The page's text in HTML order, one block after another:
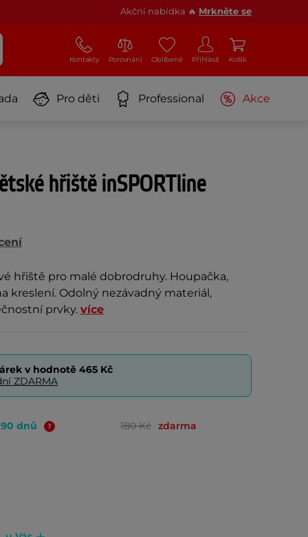
Akční nabídka 🔥 Mrkněte se
Kontakty Porovnání Oblíbené Přihlásit Košík
Pro děti Professional Akce
hřiště inSPORTline
hřiště pro malé dobrodruhy. Houpačka,
kreslení. Odolný nezávadný materiál,
prvky. více
v hodnotě 465 Kč
ZDARMA
dnů 180 Kč zdarma